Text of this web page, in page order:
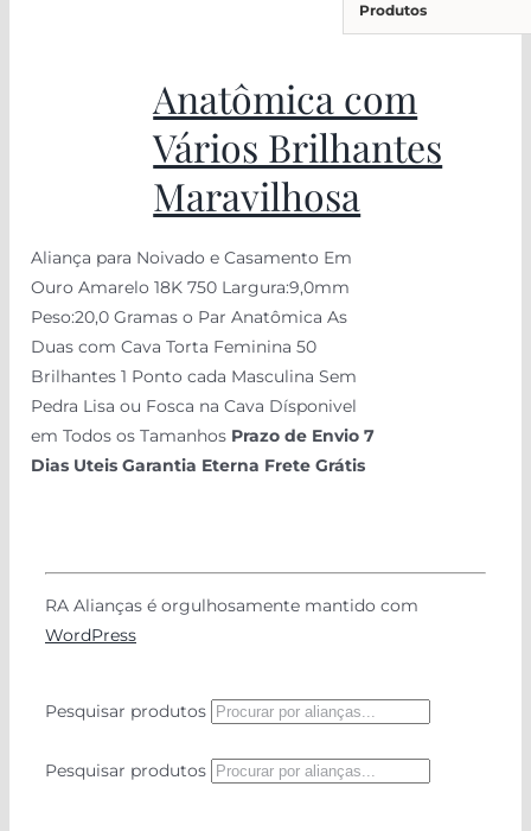
Produtos
Anatômica com
Vários Brilhantes
Maravilhosa
Aliança para Noivado e Casamento Em
Ouro Amarelo 18K 750 Largura:9,0mm
Peso:20,0 Gramas o Par Anatômica As
Duas com Cava Torta Feminina 50
Brilhantes 1 Ponto cada Masculina Sem
Pedra Lisa ou Fosca na Cava Dísponivel
em Todos os Tamanhos Prazo de Envio 7
Dias Uteis Garantia Eterna Frete Grátis
RA Alianças é orgulhosamente mantido com
WordPress
Pesquisar produtos
Pesquisar produtos